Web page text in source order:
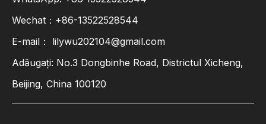
Wechat：+86-13522528544
E-mail： lilywu202104@gmail.com
Adăugați: No.3 Dongbinhe Road, Districtul Xicheng,
Beijing, China 100120